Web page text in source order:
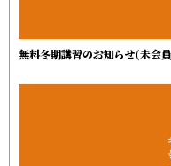
無料冬期講習のお知らせ(未会